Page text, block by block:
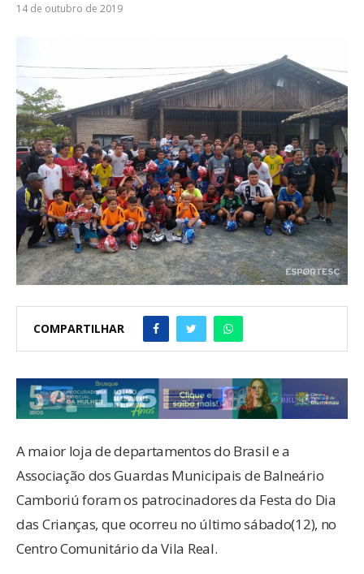
14 de outubro de 2019
COMPARTILHAR
A maior loja de departamentos do Brasil e a
Associação dos Guardas Municipais de Balneário
Camboriú foram os patrocinadores da Festa do Dia
das Crianças, que ocorreu no último sábado(12), no
Centro Comunitário da Vila Real.